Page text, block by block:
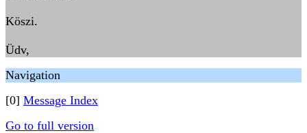
Köszi.
Üdv,
Navigation
[0] Message Index
Go to full version